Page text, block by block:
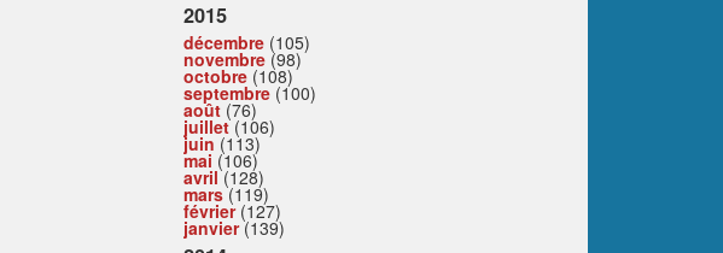
2015
décembre (105)
novembre (98)
octobre (108)
septembre (100)
août (76)
juillet(106)
juin (113)
mai (106)
avril(128)
mars(119)
février(127)
janvier(139)